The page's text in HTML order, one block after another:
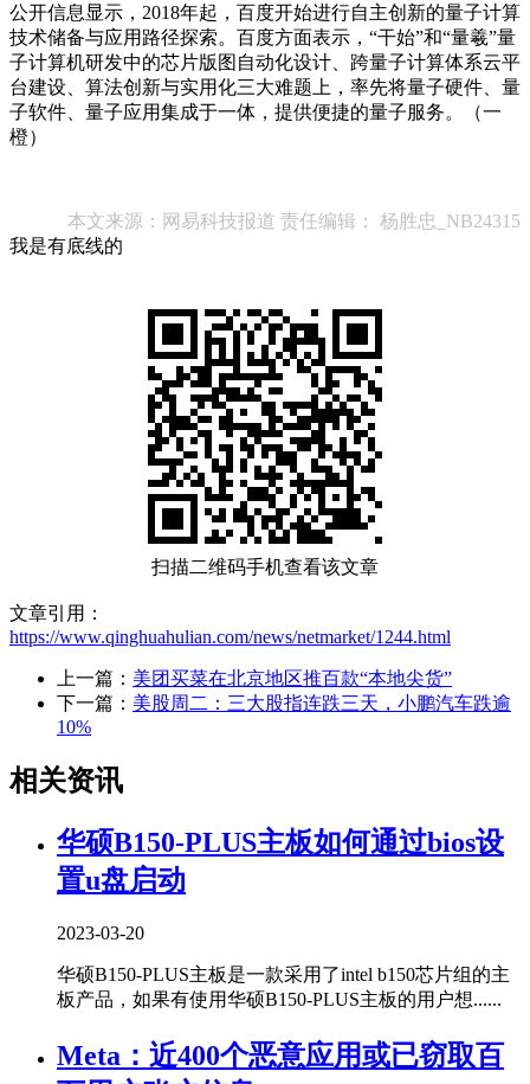
公开信息显示，2018年起，百度开始进行自主创新的量子计算
技术储备与应用路径探索。百度方面表示，“干始”和“量羲”量
子计算机研发中的芯片版图自动化设计、跨量子计算体系云平
台建设、算法创新与实用化三大难题上，率先将量子硬件、量
子软件、量子应用集成于一体，提供便捷的量子服务。（一
橙）
本文来源：网易科技报道 责任编辑： 杨胜忠_NB24315
我是有底线的
扫描二维码手机查看该文章
文章引用：
https://www.qinghuahulian.com/news/netmarket/1244.html
上一篇： 美团买菜在北京地区推百款“本地尖货”
下一篇： 美股周二：三大股指连跌三天，小鹏汽车跌逾
10%
相关资讯
华硕B150-PLUS主板如何通过bios设
置u盘启动
2023-03-20
华硕B150-PLUS主板是一款采用了intel b150芯片组的主
板产品，如果有使用华硕B150-PLUS主板的用户想......
Meta：近400个恶意应用或已窃取百